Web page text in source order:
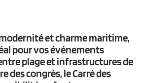
et charme maritime,
pour vos événements
plage et infrastructures de
des congrès, le Carré des